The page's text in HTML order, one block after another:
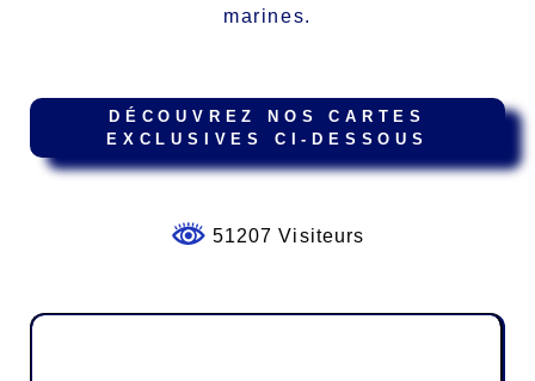
marines.
DÉCOUVREZ NOS CARTES
EXCLUSIVES CI-DESSOUS
51207 Visiteurs